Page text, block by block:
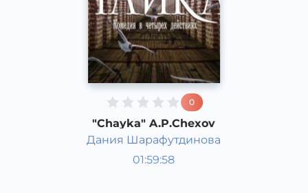
0
"Chayka" A.P.Chexov
Дания Шарафутдинова
01:59:58
Radiospektakllar